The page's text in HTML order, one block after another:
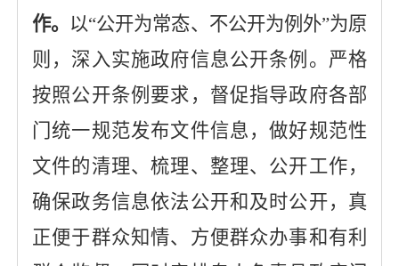
作。 以“公开为常态、不公开为例外”为原
则，深入实施政府信息公开条例。严格
按照公开条例要求，督促指导政府各部
门统一规范发布文件信息，做好规范性
文件的清理、梳理、整理、公开工作，
确保政务信息依法公开和及时公开，真
正便于群众知情、方便群众办事和有利